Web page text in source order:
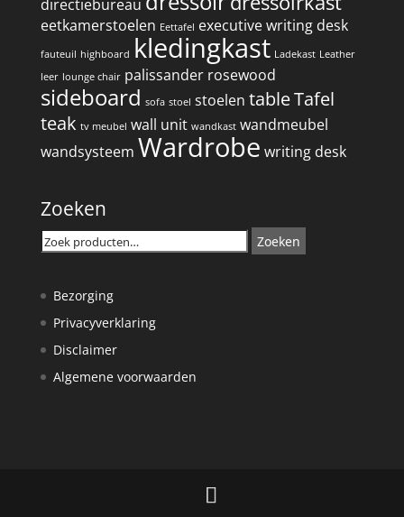
directiebureau
eetkamerstoelen Eettafel executive writing desk
fauteuil highboard kledingkast Ladekast Leather
leer lounge chair palissander rosewood
sideboard sofa stoel stoelen tableTafel
teak tv meubel wall unit wandkast wandmeubel
wandsysteem Wardrobe writing desk
Zoeken
Zoeken
naar:
Zoeken
Bezorging
Privacyverklaring
Disclaimer
Algemene voorwaarden